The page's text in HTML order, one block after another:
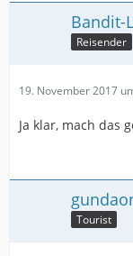
Bandit-
Reisender
19. November 2017
Ja klar, mach das
Tourist